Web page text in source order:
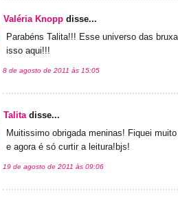
Valéria Knopp disse...
Parabéns Talita!!! Esse universo das
isso aqui!!!
8 de agosto de 2011 às 15:05
Talitadisse...
Muitissimo obrigada meninas! Fiquei
e agora é só curtir a leitura!bjs!
19 de agosto de 2011 às 09:06